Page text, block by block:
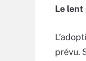
Le
prévu.